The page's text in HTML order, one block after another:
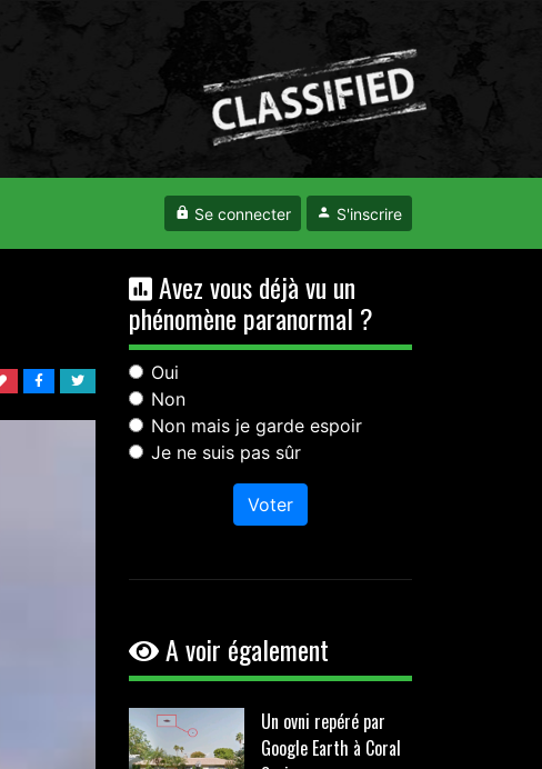
Se connecter S'inscrire
Avez vous déjà vu un
phénomène paranormal ?
Oui
Non
Non mais je garde espoir
Je ne suis pas sûr
Voter
A voir également
Un ovni repéré par
Google Earth à Coral